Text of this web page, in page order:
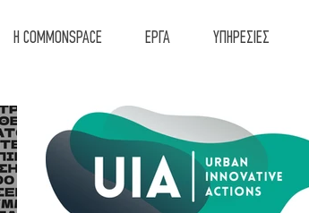
Η COMMONSPACE ΕΡΓΑ ΥΠΗΡΕΣΙΕΣ